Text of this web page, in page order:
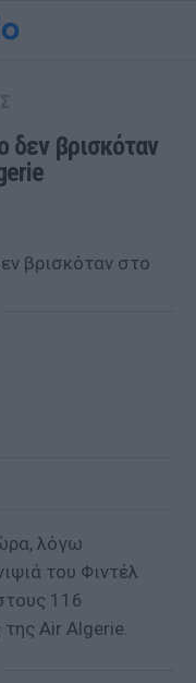
δεν βρισκόταν
λόγω
του Φιντέλ
116
Air Algerie.